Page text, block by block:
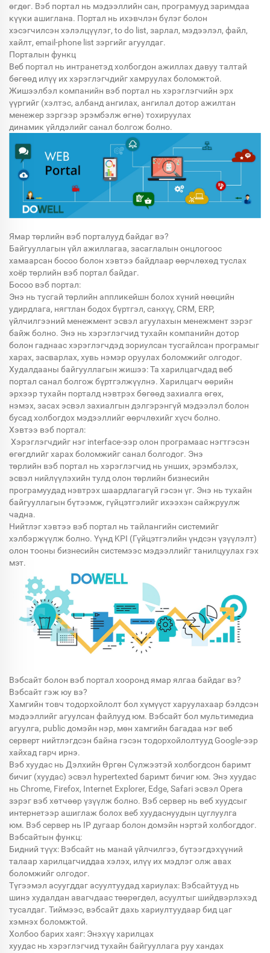
өгдөг. Вэб портал нь мэдээллийн сан, програмууд заримдаа
күүки ашиглана. Портал нь ихэвчлэн бүлэг болон
хэсэгчилсэн хэлэлцүүлэг, to do list, зарлал, мэдээлэл, файл,
хайлт, email-phone list зэргийг агуулдаг.
Порталын функц
Веб портал нь интранетэд холбогдон ажиллах давуу талтай
бөгөөд илүү их хэрэглэгчдийг хамруулах боломжтой.
Жишээлбэл компанийн вэб портал нь хэрэглэгчийн эрх
үүргийг (хэлтэс, албанд ангилах, ангилал дотор ажилтан
менежер зэргээр эрэмбэлж өгнө) тохируулах
динамик үйлдэлийг санал болгож болно.
Ямар төрлийн вэб порталууд байдаг вэ?
Байгууллагын үйл ажиллагаа, засаглалын онцлогоос
хамаарсан босоо болон хэвтээ байдлаар өөрчлөхөд туслах
хоёр төрлийн вэб портал байдаг.
Босоо вэб портал:
Энэ нь тусгай төрлийн аппликейшн болох хүний нөөцийн
удирдлага, нягтлан бодох бүртгэл, санхүү, CRM, ERP,
үйлчилгээний менежмент эсвэл агуулахын менежмент зэрэг
байж болно. Энэ нь хэрэглэгчид тухайн компанийн дотор
болон гаднаас хэрэглэгчдэд зориулсан тусгайлсан програмыг
харах, засварлах, хувь нэмэр оруулах боломжийг олгодог.
Худалдааны байгууллагын жишээ: Та харилцагчдад веб
портал санал болгож бүртгэлжүүлнэ. Харилцагч өөрийн
эрхээр тухайн порталд нэвтрэх бөгөөд захиалга өгөх,
нэмэх, засах эсвэл захиалгын дэлгэрэнгүй мэдээлэл болон
бусад холбогдох мэдээллийг өөрчлөхийг хүсч болно.
Хэвтээ вэб портал:
Хэрэглэгчдийг нэг interface-ээр олон програмаас нэгтгэсэн
өгөгдлийг харах боломжийг санал болгодог. Энэ
төрлийн вэб портал нь хэрэглэгчид нь унших, эрэмбэлэх,
эсвэл нийлүүлэхийн тулд олон төрлийн бизнесийн
програмуудад нэвтрэх шаардлагагүй гэсэн үг. Энэ нь тухайн
байгууллагын бүтээмж, гүйцэтгэлийг ихээхэн сайжруулж
чадна.
Нийтлэг хэвтээ вэб портал нь тайлангийн системийг
хэлбэржүүлж болно. Үүнд KPI (Гүйцэтгэлийн үндсэн үзүүлэлт)
олон тооны бизнесийн системээс мэдээллийг танилцуулах гэх
мэт.
Вэбсайт болон вэб портал хооронд ямар ялгаа байдаг вэ?
Вэбсайт гэж юу вэ?
Хамгийн товч тодорхойлолт бол хүмүүст харуулахаар бэлдсэн
мэдээллийг агуулсан файлууд юм. Вэбсайт бол мультимедиа
агуулга, public домэйн нэр, мөн хамгийн багадаа нэг веб
серверт нийтлэгдсэн байна гэсэн тодорхойлолтууд Google-ээр
хайхад гарч ирнэ.
Вэб хуудас нь Дэлхийн Өргөн Сүлжээтэй холбогдсон баримт
бичиг (хуудас) эсвэл hypertexted баримт бичиг юм. Энэ хуудас
нь Chrome, Firefox, Internet Explorer, Edge, Safari эсвэл Opera
зэрэг вэб хөтчөөр үзүүлж болно. Вэб сервер нь веб хуудсыг
интернетээр ашиглаж болох веб хуудаснуудын цуглуулга
юм. Вэб сервер нь IP дугаар болон домэйн нэртэй холбогддог.
Вэбсайтын функц:
Бидний түүх: Вэбсайт нь манай үйлчилгээ, бүтээгдэхүүний
талаар харилцагчиддаа хэлэх, илүү их мэдлэг олж авах
боломжийг олгодог.
Түгээмэл асуугддаг асуултуудад хариулах: Вэбсайтууд нь
шинэ худалдан авагчдаас төөрөгдөл, асуултыг шийдвэрлэхэд
тусалдаг. Тиймээс, вэбсайт дахь хариултуудаар бид цаг
хэмнэх боломжтой.
Холбоо барих хаяг: Энэхүү харилцах
хуудас нь хэрэглэгчид тухайн байгууллага руу хандах